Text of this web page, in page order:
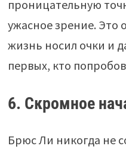
проницательную
ужасное зрение. Это
жизнь носил очки и
первых, кто
6. Скромное
Брюс Ли никогда не